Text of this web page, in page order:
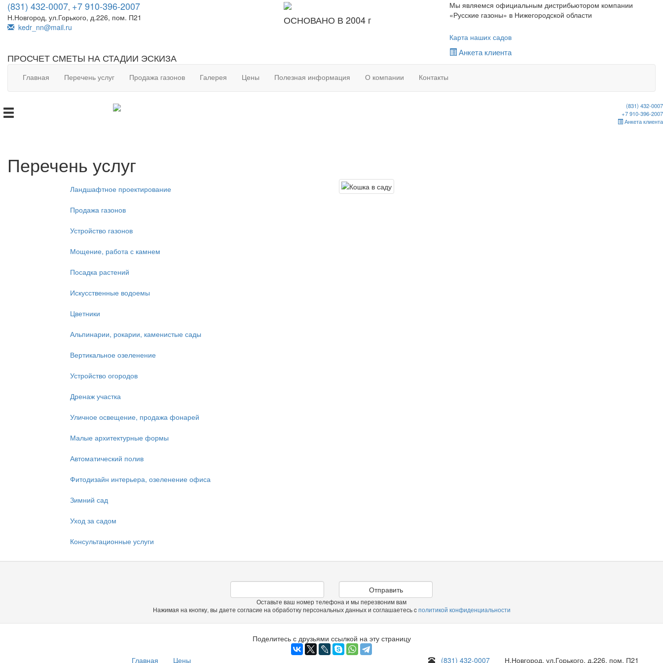
(831) 432-0007, +7 910-396-2007
Н.Новгород, ул.Горького, д.226, пом. П21
kedr_nn@mail.ru
ПРОСЧЕТ СМЕТЫ НА СТАДИИ ЭСКИЗА
ОСНОВАНО В 2004 г
Мы являемся официальным дистрибьютором компании
«Русские газоны» в Нижегородской области
Карта наших садов
Анкета клиента
Главная Перечень услуг Продажа газонов Галерея Цены Полезная информация О компании Контакты
(831) 432-0007
+7 910-396-2007
Анкета клиента
Перечень услуг
Ландшафтное проектирование
Продажа газонов
Устройство газонов
Мощение, работа с камнем
Посадка растений
Искусственные водоемы
Цветники
Альпинарии, рокарии, каменистые сады
Вертикальное озеленение
Устройство огородов
Дренаж участка
Уличное освещение, продажа фонарей
Малые архитектурные формы
Автоматический полив
Фитодизайн интерьера, озеленение офиса
Зимний сад
Уход за садом
Консультационные услуги
Отправить
Оставьте ваш номер телефона и мы перезвоним вам
Нажимая на кнопку, вы даете согласие на обработку персональных данных и соглашаетесь cполитикой конфиденциальности
Поделитесь с друзьями ссылкой на эту страницу
Главная Цены (831) 432-0007 Н.Новгород, ул.Горького, д.226, пом. П21